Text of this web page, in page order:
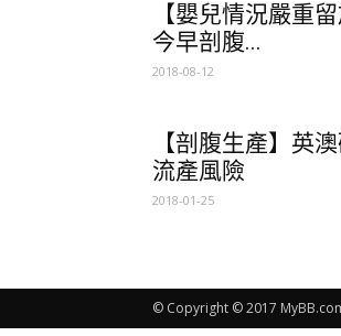
【嬰兒情況嚴重
今早剖腹...
2018-08-12
【剖腹生產】英
流產風險
2018-01-25
© Copyright © 2017